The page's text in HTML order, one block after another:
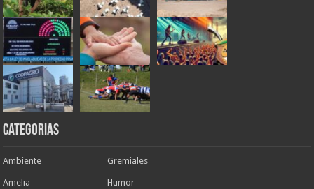
Categorias
Ambiente
Amelia
Gremiales
Humor